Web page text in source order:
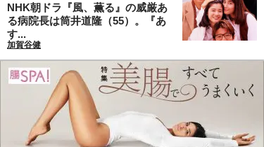
NHK朝ドラ『風、薫る』の威厳あ
る病院長は筒井道隆（55）。『あ
す...
加賀谷健